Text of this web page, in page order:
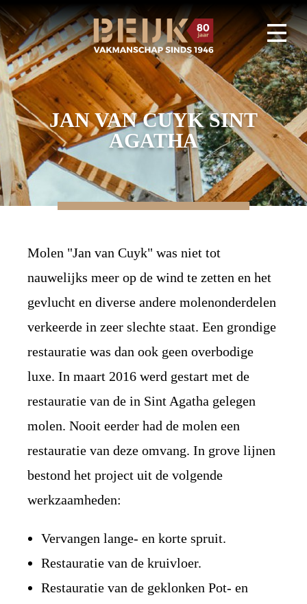
JAN VAN CUYK SINT
AGATHA
Molen "Jan van Cuyk" was niet tot
nauwelijks meer op de wind te zetten en het
gevlucht en diverse andere molenonderdelen
verkeerde in zeer slechte staat. Een grondige
restauratie was dan ook geen overbodige
luxe. In maart 2016 werd gestart met de
restauratie van de in Sint Agatha gelegen
molen. Nooit eerder had de molen een
restauratie van deze omvang. In grove lijnen
bestond het project uit de volgende
werkzaamheden:
Vervangen lange- en korte spruit.
Restauratie van de kruivloer.
Restauratie van de geklonken Pot- en